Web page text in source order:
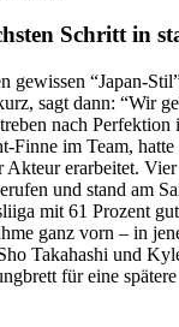
Schritt in
gewissen “Japan-
sagt dann: “Wir
nach
Finne im Team,
Akteur erarbeitet.
und stand am
mit 61 Prozent
ganz vorn – in
Takahashi und
für eine